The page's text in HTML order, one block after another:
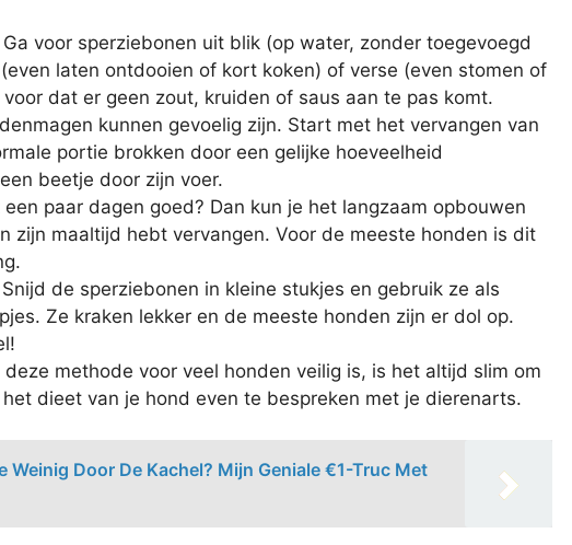
Ga voor sperziebonen uit blik (op water, zonder toegevoegd
laten ontdooien of kort koken) of verse (even stomen of
voor dat er geen zout, kruiden of saus aan te pas komt.
kunnen gevoelig zijn. Start met het vervangen van
portie brokken door een gelijke hoeveelheid
beetje door zijn voer.
paar dagen goed? Dan kun je het langzaam opbouwen
zijn maaltijd hebt vervangen. Voor de meeste honden is dit
Snijd de sperziebonen in kleine stukjes en gebruik ze als
Ze kraken lekker en de meeste honden zijn er dol op.
deze methode voor veel honden veilig is, is het altijd slim om
dieet van je hond even te bespreken met je dierenarts.
Weinig Door De Kachel? Mijn Geniale €1-Truc Met